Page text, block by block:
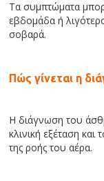
Τα συμπτώματα
εβδομάδα ή
σοβαρά.
Πώς γίνεται η
Η διάγνωση του
κλινική εξέταση
της ροής του αέρα.